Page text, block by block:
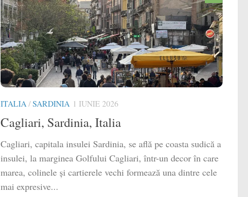
ITALIA /SARDINIA 1 IUNIE 2026
Cagliari, Sardinia, Italia
Cagliari, capitala insulei Sardinia, se află pe coasta sudică a
insulei, la marginea Golfului Cagliari, într-un decor în care
marea, colinele și cartierele vechi formează una dintre cele
mai expresive...